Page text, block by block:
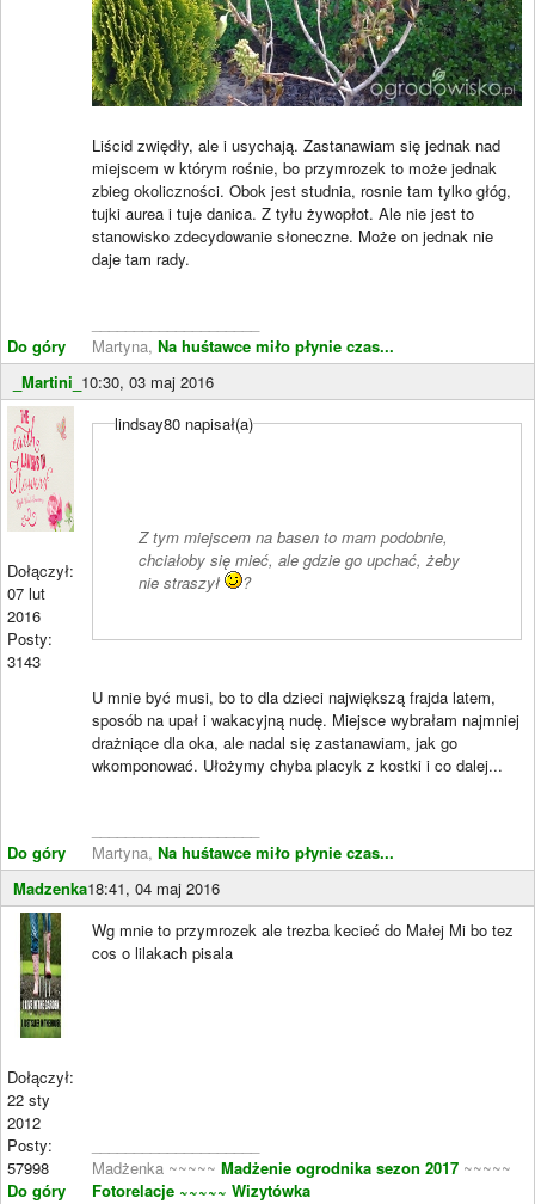
Do góry
Liścid zwiędły, ale i usychają. Zastanawiam się jednak nad
miejscem w którym rośnie, bo przymrozek to może jednak
zbieg okoliczności. Obok jest studnia, rosnie tam tylko głóg,
tujki aurea i tuje danica. Z tyłu żywopłot. Ale nie jest to
stanowisko zdecydowanie słoneczne. Może on jednak nie
daje tam rady.
Martyna, Na huśtawce miło płynie czas...
_Martini_ 10:30, 03 maj 2016
Dołączył:
07 lut
2016
Posty:
3143
Do góry
lindsay80 napisał(a)
Z tym miejscem na basen to mam podobnie,
chciałoby się mieć, ale gdzie go upchać, żeby
nie straszył
?
U mnie być musi, bo to dla dzieci największą frajda latem,
sposób na upał i wakacyjną nudę. Miejsce wybrałam najmniej
drażniące dla oka, ale nadal się zastanawiam, jak go
wkomponować. Ułożymy chyba placyk z kostki i co dalej...
Martyna, Na huśtawce miło płynie czas...
Madzenka18:41, 04 maj 2016
Dołączył:
22 sty
2012
Posty:
57998
Do góry
Wg mnie to przymrozek ale trezba kecieć do Małej Mi bo tez
cos o lilakach pisala
Madżenka ~~~~~ Madżenie ogrodnika sezon 2017 ~~~~~
Fotorelacje ~~~~~ Wizytówka